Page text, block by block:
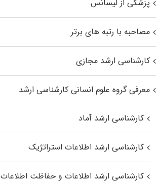
پزشکی از لیسانس
مصاحبه با رتبه های برتر
کارشناسی ارشد مجازی
معرفی گروه علوم انسانی کارشناسی ارشد
کارشناسی ارشد آماد
کارشناسی ارشد اطلاعات استراتژیک
کارشناسی ارشد اطلاعات و حفاظت اطلاعات